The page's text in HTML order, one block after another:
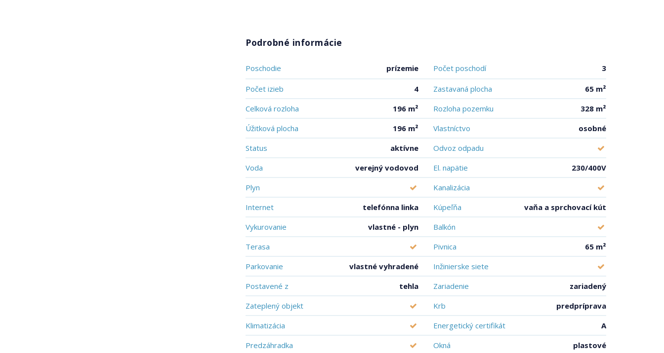
Podrobné informácie
Poschodie prízemie Počet poschodí 3
Počet izieb 4 Zastavaná plocha
65 m²
Celková rozloha
196 m² Rozloha pozemku
328 m²
Úžitková plocha
196 m² Vlastníctvo
osobné
Status
aktívne
Odvoz odpadu
Voda
verejný vodovod El. napätie
230/400V
Plyn
Kanalizácia
Internet
telefónna linka Kúpeľňa
vaňa a sprchovací kút
Vykurovanie
vlastné - plyn
Balkón
Terasa
Pivnica
65 m²
Parkovanie
vlastné vyhradené
Inžinierske siete
Postavené z
tehla Zariadenie
zariadený
Zateplený objekt
Krb
predpríprava
Klimatizácia
Energetický certifikát
A
Predzáhradka
Okná plastové